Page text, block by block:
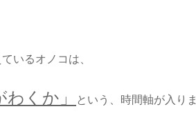
いるオノコは、
くか」
という、時間軸が入りま